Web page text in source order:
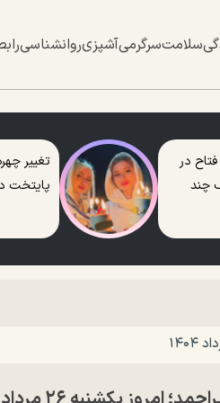
سلامتسرگرمیآشپزیروانشناسی
در
چند
تغییر
پایتخت در جشن